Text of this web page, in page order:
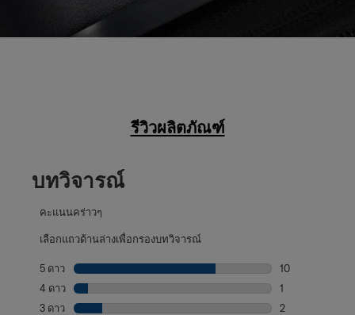
รีวิวผลิตภัณฑ์
บทวิจารณ์
คะแนนคร่าวๆ
เลือกแถวด้านล่างเพื่อกรองบทวิจารณ์
5 ดาว ดาว
10
บทวิจารณ์10 บท
4 ดาว ดาว
1
บทวิจารณ์1 บทที่
3 ดาว ดาว
2